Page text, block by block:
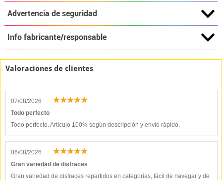
Advertencia de seguridad
Info fabricante/responsable
Valoraciones de clientes
07/08/2026
Todo perfecto
Todo perfecto. Artículo 100% según descripción y envío rápido.
06/08/2026
Gran variedad de disfraces
Gran variedad de disfraces repartidos en categorías, fácil de navegar y de